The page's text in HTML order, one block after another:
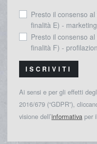
Presto il consenso
finalità E) -
Presto il consenso
finalità F) -
ISCRIVITI
Ai sensi e per gli effetti
2016/679 (“GDPR”),
visione dell’informativa per